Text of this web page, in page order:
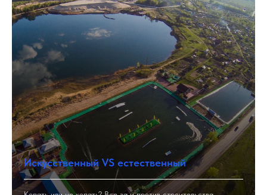
Искусственный VS естественный